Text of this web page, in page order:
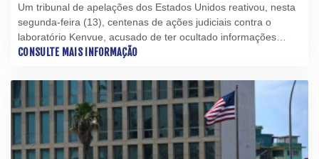
Um tribunal de apelações dos Estados Unidos reativou, nesta
segunda-feira (13), centenas de ações judiciais contra o
laboratório Kenvue, acusado de ter ocultado informações
sobre uma relação entre seu medicamento Tylenol
científica.
CONSULTE MAIS INFORMAÇÃO